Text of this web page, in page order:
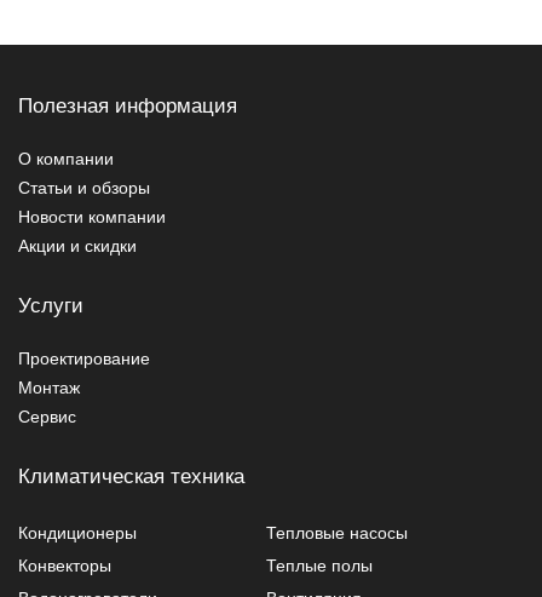
Полезная информация
О компании
Статьи и обзоры
Новости компании
Акции и скидки
Услуги
Проектирование
Монтаж
Сервис
Климатическая техника
Кондиционеры
Тепловые насосы
Конвекторы
Теплые полы